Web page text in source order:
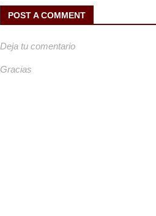
POST A COMMENT
Deja tu comentario
Gracias